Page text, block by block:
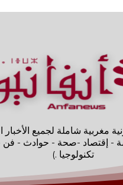
مغربية شاملة لجميع الأخبار
- إقتصاد -صحة - حوادث - فن
تكنولوجيا .)